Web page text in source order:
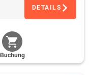
DETAILS
Buchung